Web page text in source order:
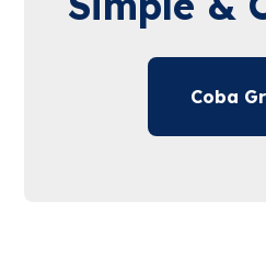
Coba